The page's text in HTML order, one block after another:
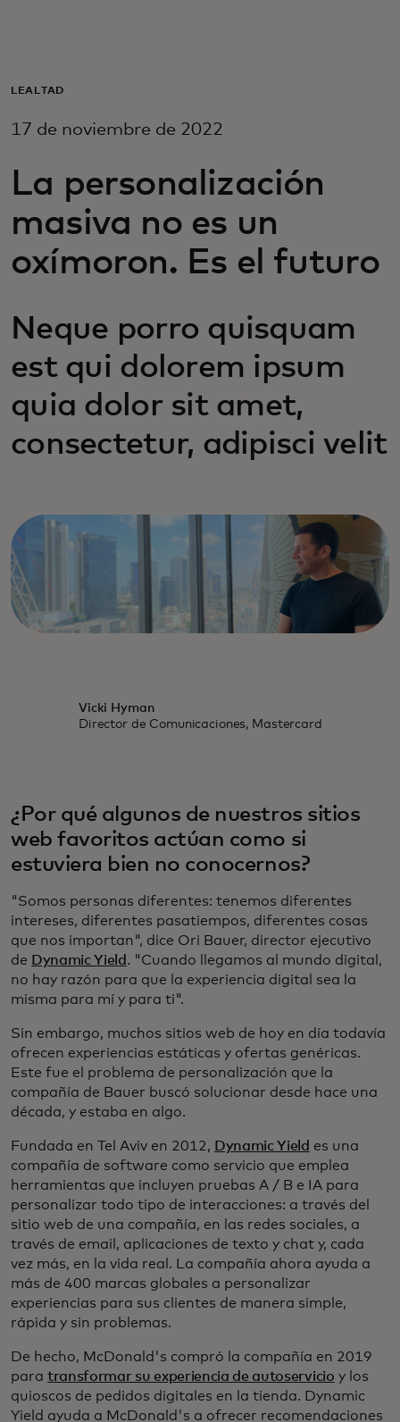
Para empresas
Para innovadores
Noticias y tendencias
LEALTAD
17 de noviembre de 2022
La personalización
masiva no es un
oxímoron. Es el futuro
Neque porro quisquam
est qui dolorem ipsum
quia dolor sit amet,
consectetur, adipisci velit
Vicki Hyman
Director de Comunicaciones, Mastercard
¿Por qué algunos de nuestros sitios
web favoritos actúan como si
estuviera bien no conocernos?
"Somos personas diferentes: tenemos diferentes
intereses, diferentes pasatiempos, diferentes cosas
que nos importan", dice Ori Bauer, director ejecutivo
de Dynamic Yield . "Cuando llegamos al mundo digital,
no hay razón para que la experiencia digital sea la
misma para mí y para ti".
Sin embargo, muchos sitios web de hoy en día todavía
ofrecen experiencias estáticas y ofertas genéricas.
Este fue el problema de personalización que la
compañía de Bauer buscó solucionar desde hace una
década, y estaba en algo.
Fundada en Tel Aviv en 2012, Dynamic Yield es una
compañía de software como servicio que emplea
herramientas que incluyen pruebas A / B e IA para
personalizar todo tipo de interacciones: a través del
sitio web de una compañía, en las redes sociales, a
través de email, aplicaciones de texto y chat y, cada
vez más, en la vida real. La compañía ahora ayuda a
más de 400 marcas globales a personalizar
experiencias para sus clientes de manera simple,
rápida y sin problemas.
De hecho, McDonald's compró la compañía en 2019
para transformar su experiencia de autoservicio y los
quioscos de pedidos digitales en la tienda. Dynamic
Yield ayuda a McDonald's a ofrecer recomendaciones